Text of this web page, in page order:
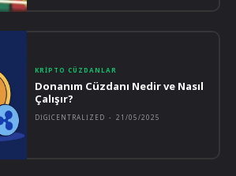
KRIPTO CÜZDANLAR
Donanım Cüzdanı Nedir ve Nasıl
Çalışır?
DIGICENTRALIZED - 21/05/2025